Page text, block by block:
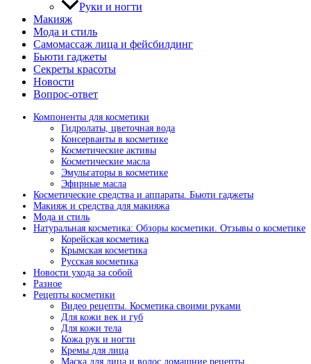
Руки и ногти
Макияж
Мода и стиль
Самомассаж лица и фейсбилдинг
Бьюти гаджеты
Секреты красоты
Новости
Вопрос-ответ
Компоненты для косметики
Гидролаты, цветочная вода
Консерванты в косметике
Косметические активы
Косметические масла
Эмульгаторы в косметике
Эфирные масла
Косметические средства и аппараты. Бьюти гаджеты
Макияж и средства для макияжа
Мода и стиль
Натуральная косметика: Обзоры косметики. Отзывы о косметике
Корейская косметика
Крымская косметика
Русская косметика
Новости ухода за собой
Разное
Рецепты косметики
Видео рецепты. Косметика своими руками
Для кожи век и губ
Для кожи тела
Кожа рук и ногти
Кремы для лица
Маска для лица и волос домашние рецепты